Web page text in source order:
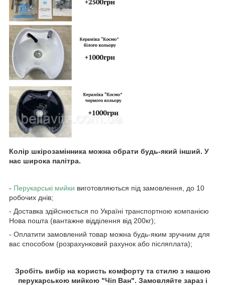
Колір шкірозамінника можна обрати будь-який інший. У
нас широка палітра.
- Перукарські мийки виготовляються під замовлення, до 10
робочих днів;
- Доставка здійснюється по Україні транспортною компанією
Нова пошта (вантажне відділення від 200кг);
- Оплатити замовлений товар можна будь-яким зручним для
вас способом (розрахунковий рахунок або післяплата);
Зробіть вибір на користь комфорту та стилю з нашою
перукарською мийкою "Чіп Ван". Замовляйте зараз і